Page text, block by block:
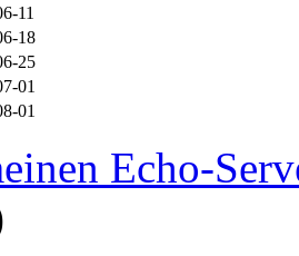
11
18
25
01
01
Echo-